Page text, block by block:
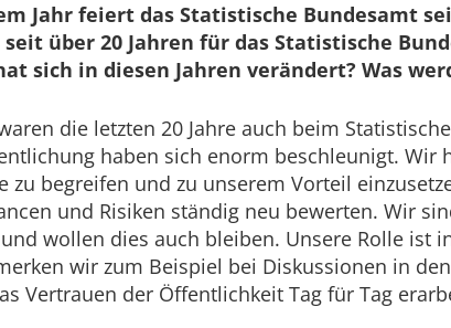
Jahr feiert das Statistische Bundesamt
über 20 Jahren für das Statistische
sich in diesen Jahren verändert? Was
die letzten 20 Jahre auch beim
haben sich enorm beschleunigt.
zu begreifen und zu unserem Vorteil
und Risiken ständig neu bewerten. Wir
wollen dies auch bleiben. Unsere Rolle
wir zum Beispiel bei Diskussionen in
Vertrauen der Öffentlichkeit Tag für Tag